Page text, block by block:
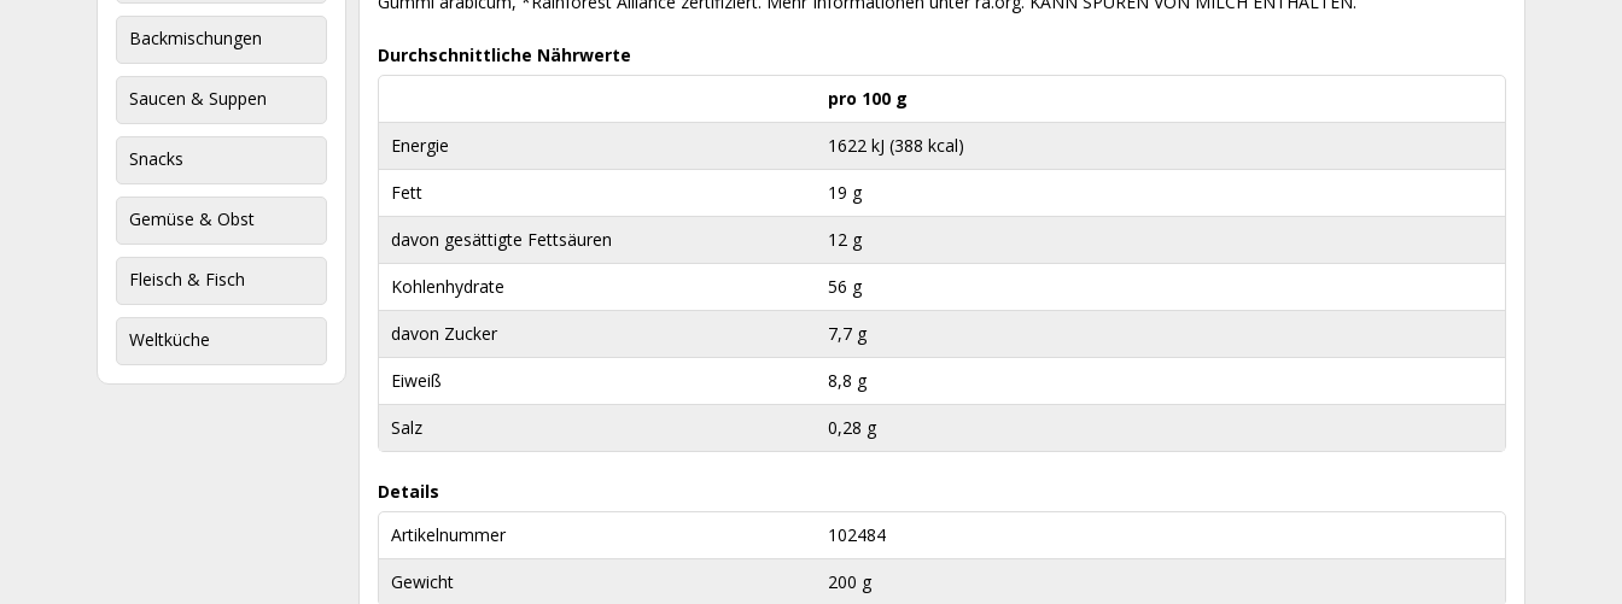
Backmischungen
Saucen & Suppen
Snacks
Gemüse & Obst
Fleisch & Fisch
Weltküche
Durchschnittliche Nährwerte
pro 100 g
Energie 1622 kJ (388 kcal)
Fett 19 g
davon gesättigte Fettsäuren 12 g
Kohlenhydrate 56 g
davon Zucker 7,7 g
Eiweiß 8,8 g
Salz 0,28 g
Details
Artikelnummer
102484
Gewicht 200 g